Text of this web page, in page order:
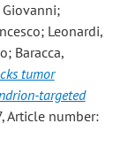
Leonardi,
Baracca,
tumor
targeted
Article number: